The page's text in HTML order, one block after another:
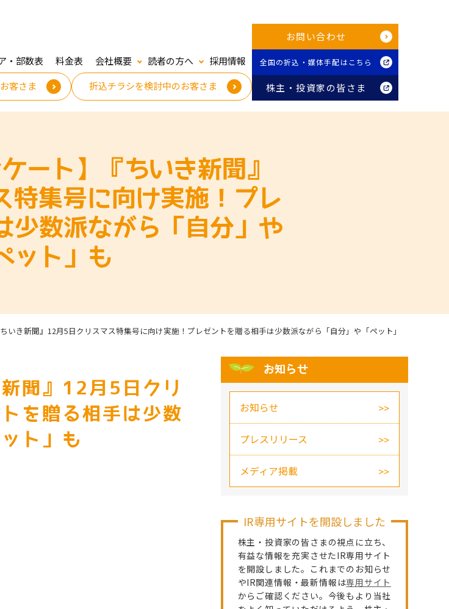
・部数表 料金表 会社概要 読者の方へ
採用情報
客さま
折込チラシを検討中のお客さま
お問い合わせ
全国の折込・媒体手配はこちら
株主・投資家の皆さま
ート】『ちいき新聞』
特集号に向け実施！プレ
少数派ながら「自分」や
ット」も
いき新聞』12月5日クリスマス特集号に向け実施！プレゼントを贈る相手は少数派ながら「自分」や「ペット」
聞』12月5日クリ
を贈る相手は少数
ト」も
お知らせ
お知らせ
プレスリリース
メディア掲載
IR専用サイトを開設しました
株主・投資家の皆さまの視点に立ち、
有益な情報を充実させたIR専用サイト
を開設しました。これまでのお知らせ
やIR関連情報・最新情報は専用サイト
からご確認ください。今後もより当社